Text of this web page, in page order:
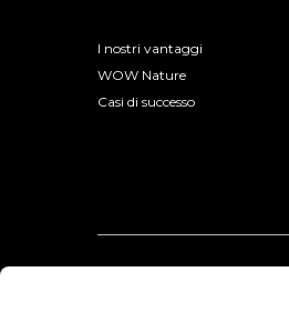
I nostri vantaggi
WOW Nature
Casi di successo